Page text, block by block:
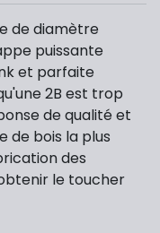
de diamètre
puissante
et parfaite
2B est trop
de qualité et
de bois la plus
des
le toucher